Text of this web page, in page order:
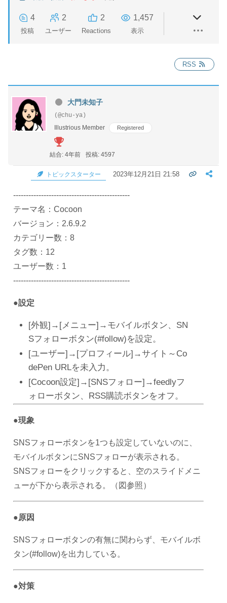
4
投稿
2
ユーザー
2
Reactions
1,457
表示
RSS
大門未知子
(@chu-ya)
Illustrious Member
Registered
結合: 4年前 投稿: 4597
トピックスターター 2023年12月21日 21:58
----------------------------------------------
テーマ名：Cocoon
バージョン：2.6.9.2
カテゴリー数：8
タグ数：12
ユーザー数：1
----------------------------------------------
●設定
[外観]→[メニュー]→モバイルボタン、SN
Sフォローボタン(#follow)を設定。
[ユーザー]→[プロフィール]→サイト～Co
dePen URLを未入力。
[Cocoon設定]→[SNSフォロー]→feedlyフ
ォローボタン、RSS購読ボタンをオフ。
●現象
SNSフォローボタンを1つも設定していないのに、
モバイルボタンにSNSフォローが表示される。
SNSフォローをクリックすると、空のスライドメニ
ューが下から表示される。（図参照）
●原因
SNSフォローボタンの有無に関わらず、モバイルボ
タン(#follow)を出力している。
●対策